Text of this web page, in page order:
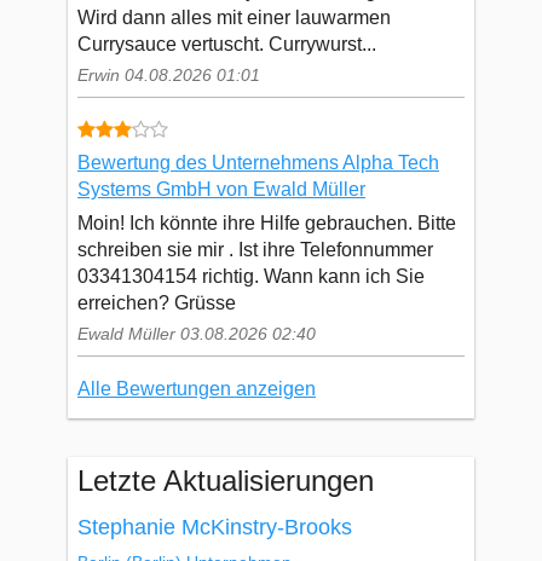
Wird dann alles mit einer lauwarmen
Currysauce vertuscht. Currywurst...
Erwin 04.08.2026 01:01
Bewertung des Unternehmens Alpha Tech
Systems GmbH von Ewald Müller
Moin! Ich könnte ihre Hilfe gebrauchen. Bitte
schreiben sie mir . Ist ihre Telefonnummer
03341304154 richtig. Wann kann ich Sie
erreichen? Grüsse
Ewald Müller 03.08.2026 02:40
Alle Bewertungen anzeigen
Letzte Aktualisierungen
Stephanie McKinstry-Brooks